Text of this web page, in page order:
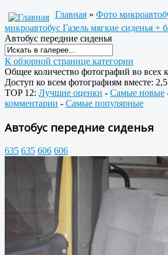
Главная » Фото
микроавтобус Газель мягкие сиденья
Автобус передние сиденья
К обзорной странице категории
Общее количество фотографий во всех
Доступ ко всем фотографиям вместе:
TOP 12: Лучшие оценки - Самые новые
комментарии - Самые популярные
Автобус передние сиденья
635 635 606 606